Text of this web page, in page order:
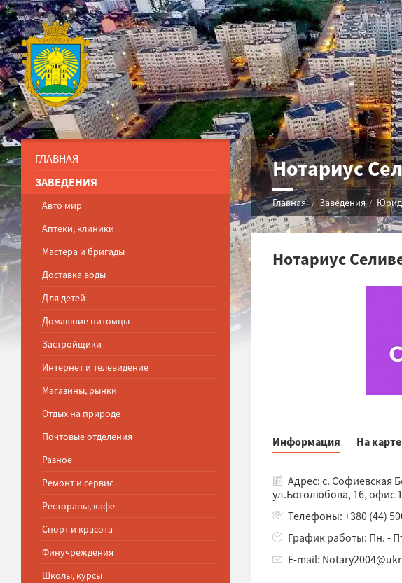
Нотариус
Главная Заведения
Нотариус
Информация На карте
Адрес: с. Софиевская
ул.Боголюбова, 16, офис
Телефоны: +380 (44)
График работы: Пн. -
E-mail:
ГЛАВНАЯ
ЗАВЕДЕНИЯ
Авто мир
Аптеки, клиники
Мастера и бригады
Доставка воды
Для детей
Домашние питомцы
Застройщики
Интернет и телевидение
Магазины, рынки
Отдых на природе
Почтовые отделения
Разное
Ремонт и сервис
Рестораны, кафе
Спорт и красота
Финучреждения
Школы, курсы